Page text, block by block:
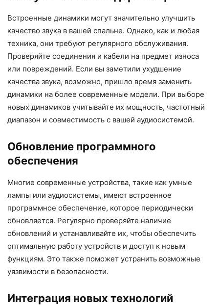
Встроенные динамики могут значительно улучшить
качество звука в вашей спальне. Однако, как и любая
техника, они требуют регулярного обслуживания.
Проверяйте соединения и кабели на предмет износа
или повреждений. Если вы заметили ухудшение
качества звука, возможно, пришло время заменить
динамики на более современные модели. При выборе
новых динамиков учитывайте их мощность, частотный
диапазон и совместимость с вашей аудиосистемой.
Обновление программного
обеспечения
Многие современные устройства, такие как умные
лампы или аудиосистемы, имеют встроенное
программное обеспечение, которое периодически
обновляется. Регулярно проверяйте наличие
обновлений и устанавливайте их, чтобы обеспечить
оптимальную работу устройств и доступ к новым
функциям. Это также поможет устранить возможные
уязвимости в безопасности.
Интеграция новых технологий